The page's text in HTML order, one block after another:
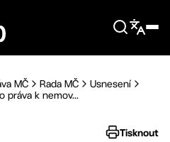
MČ Rada MČ
Usnesení
práva k nemov...
Tisknout